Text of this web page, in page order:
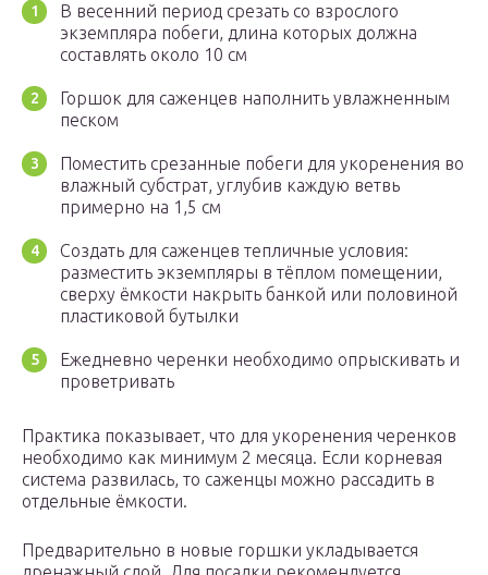
В весенний период срезать со взрослого
экземпляра побеги, длина которых должна
составлять около 10 см
Горшок для саженцев наполнить увлажненным
песком
Поместить срезанные побеги для укоренения во
влажный субстрат, углубив каждую ветвь
примерно на 1,5 см
Создать для саженцев тепличные условия:
разместить экземпляры в тёплом помещении,
сверху ёмкости накрыть банкой или половиной
пластиковой бутылки
Ежедневно черенки необходимо опрыскивать и
проветривать
Практика показывает, что для укоренения черенков
необходимо как минимум 2 месяца. Если корневая
система развилась, то саженцы можно рассадить в
отдельные ёмкости.
Предварительно в новые горшки укладывается